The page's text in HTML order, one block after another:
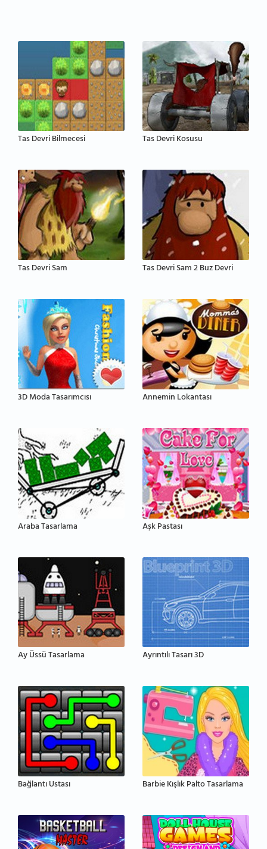
Tas Devri Bilmecesi Tas Devri Kosusu
Tas Devri Sam Tas Devri Sam 2 Buz Devri
3D Moda Tasarımcısı Annemin Lokantası
Araba Tasarlama Aşk Pastası
Ay Üssü Tasarlama Ayrıntılı Tasarı 3D
Bağlantı Ustası Barbie Kışlık Palto Tasarlama